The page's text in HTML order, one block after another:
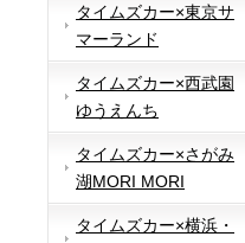
タイムズカー×東京サ
マーランド
タイムズカー×西武園
ゆうえんち
タイムズカー×さがみ
湖MORI MORI
タイムズカー×横浜・